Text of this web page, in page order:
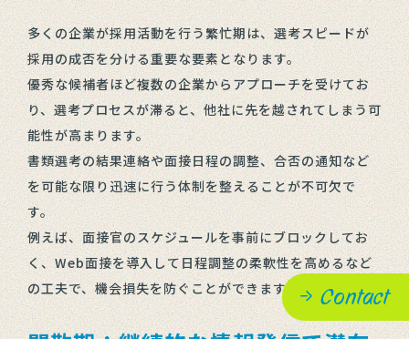
Contact
多くの企業が採用活動を行う繁忙期は、選考スピードが
採用の成否を分ける重要な要素となります。
優秀な候補者ほど複数の企業からアプローチを受けてお
り、選考プロセスが滞ると、他社に先を越されてしまう可
能性が高まります。
書類選考の結果連絡や面接日程の調整、合否の通知など
を可能な限り迅速に行う体制を整えることが不可欠で
す。
例えば、面接官のスケジュールを事前にブロックしてお
く、Web面接を導入して日程調整の柔軟性を高めるなど
の工夫で、機会損失を防ぐことができます。